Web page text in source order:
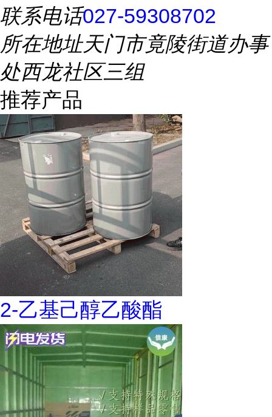
联系电话027-59308702
所在地址天门市竟陵街道办事
处西龙社区三组
推荐产品
2-乙基己醇乙酸酯